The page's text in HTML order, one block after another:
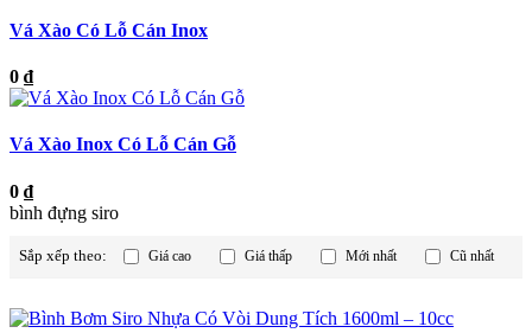
Vá Xào Có Lỗ Cán Inox
0 ₫
Vá Xào Inox Có Lỗ Cán Gỗ
0 ₫
bình đựng siro
Sắp xếp theo: Giá cao Giá thấp Mới nhất Cũ nhất